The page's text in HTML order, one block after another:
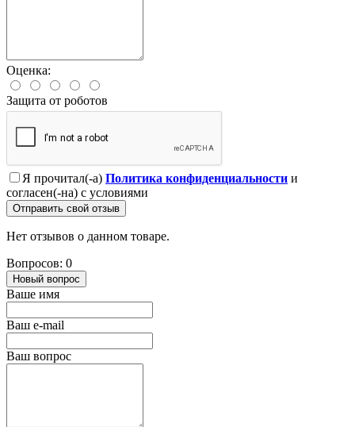
Оценка:
Защита от роботов
Я прочитал(-а) Политика конфиденциальности и
согласен(-на) с условиями
Отправить свой отзыв
Нет отзывов о данном товаре.
Вопросов: 0
Новый вопрос
Ваше имя
Ваш e-mail
Ваш вопрос